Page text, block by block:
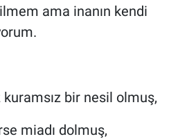
ama inanın kendi
bir nesil olmuş,
miadı dolmuş,